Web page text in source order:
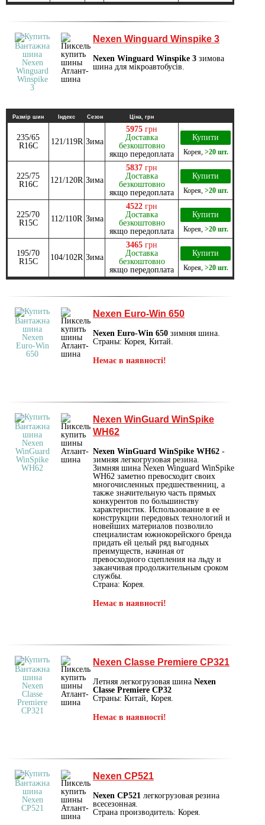
Nexen Winguard Winspike 3
Nexen Winguard Winspike 3 зимова
шина для мікроавтобусів.
Размір шин Індекс Сезон Ціна, грн
235/65
R16C
121/119R Зима
5975 грн
Доставка
безкоштовно
якщо передоплата
Купити
Корея, >20 шт.
225/75
R16C
121/120R Зима
5837 грн
Доставка
безкоштовно
якщо передоплата
Купити
Корея, >20 шт.
225/70
R15C
112/110R Зима
4522 грн
Доставка
безкоштовно
якщо передоплата
Купити
Корея, >20 шт.
195/70
R15C
104/102R Зима
3465 грн
Доставка
безкоштовно
якщо передоплата
Купити
Корея, >20 шт.
Nexen Euro-Win 650
Nexen Euro-Win 650 зимняя шина.
Страны: Корея, Китай.
Немає в наявності!
Nexen WinGuard WinSpike
WH62
Nexen WinGuard WinSpike WH62 -
зимняя легкогрузовая резина.
Зимняя шина Nexen Winguard WinSpike
WH62 заметно превосходит своих
многочисленных предшественниц, а
также значительную часть прямых
конкурентов по большинству
характеристик. Использование в ее
конструкции передовых технологий и
новейших материалов позволило
специалистам южнокорейского бренда
придать ей целый ряд выгодных
преимуществ, начиная от
превосходного сцепления на льду и
заканчивая продолжительным сроком
службы.
Страна: Корея.
Немає в наявності!
Nexen Classe Premiere CP321
Летняя легкогрузовая шина Nexen
Classe Premiere CP32
Страны: Китай, Корея.
Немає в наявності!
Nexen CP521
Nexen CP521 легкогрузовая резина
всесезонная.
Страна производитель: Корея.